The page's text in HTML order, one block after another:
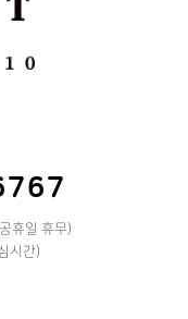
휴일 휴무)
시간)